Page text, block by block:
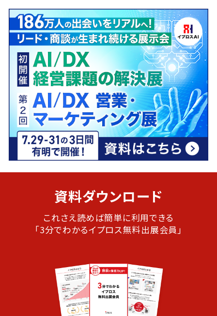
資料ダウンロード
これさえ読めば簡単に利用できる
「3分でわかるイプロス無料出展会員」